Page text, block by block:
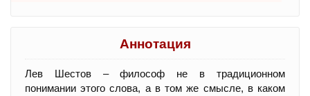
Аннотация
Лев Шестов – философ не в традиционном
понимании этого слова, а в том же смысле, в каком